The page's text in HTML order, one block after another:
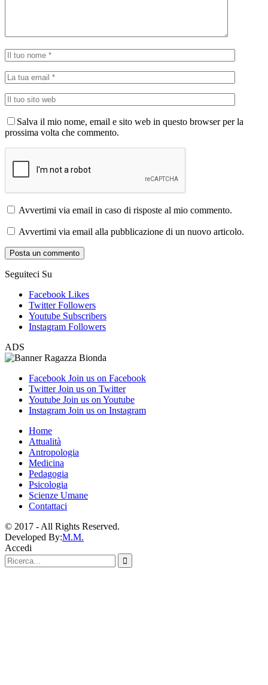
Salva il mio nome, email e sito web in questo browser per la
prossima volta che commento.
Avvertimi via email in caso di risposte al mio commento.
Avvertimi via email alla pubblicazione di un nuovo articolo.
Seguiteci Su
Facebook Likes
Twitter Followers
Youtube Subscribers
Instagram Followers
ADS
Facebook Join us on Facebook
Twitter Join us on Twitter
Youtube Join us on Youtube
Instagram Join us on Instagram
Home
Attualità
Antropologia
Medicina
Pedagogia
Psicologia
Scienze Umane
Contattaci
© 2017 - All Rights Reserved.
Developed By:M.M.
Accedi